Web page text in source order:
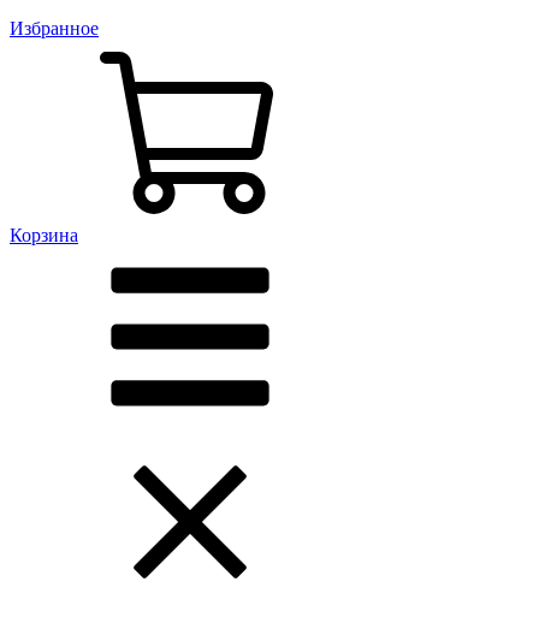
Избранное
Корзина